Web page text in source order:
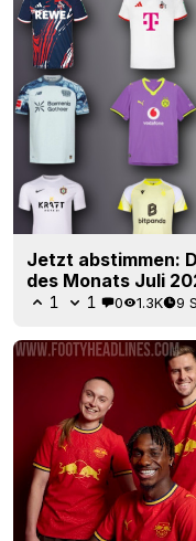
Jetzt abstimmen:
des Monats Juli
1 1 0 1.3K 9